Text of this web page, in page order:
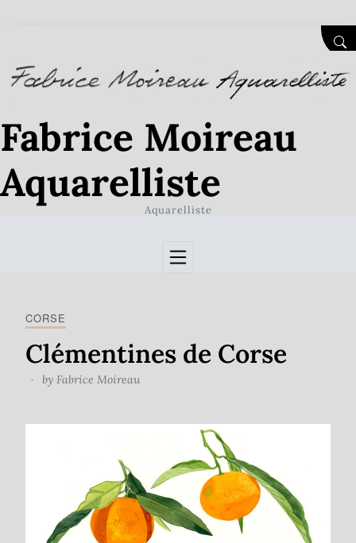
Fabrice Moireau
Aquarelliste
Aquarelliste
CORSE
Clémentines de Corse
by Fabrice Moireau